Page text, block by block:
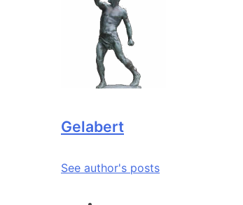
Gelabert
See author's posts